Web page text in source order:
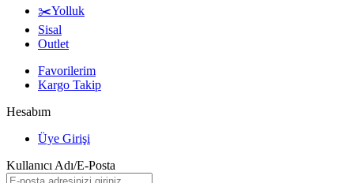
✂️Yolluk
Sisal
Outlet
Favorilerim
Kargo Takip
Hesabım
Üye Girişi
Kullanıcı Adı/E-Posta